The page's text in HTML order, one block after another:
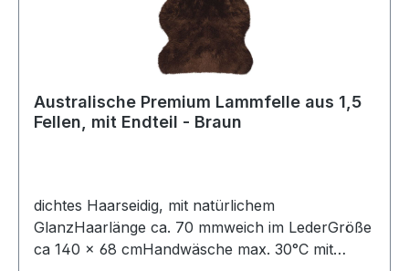
Australische Premium Lammfelle aus 1,5
Fellen, mit Endteil - Braun
dichtes Haarseidig, mit natürlichem
GlanzHaarlänge ca. 70 mmweich im LederGröße
ca 140 × 68 cmHandwäsche max. 30°C mit